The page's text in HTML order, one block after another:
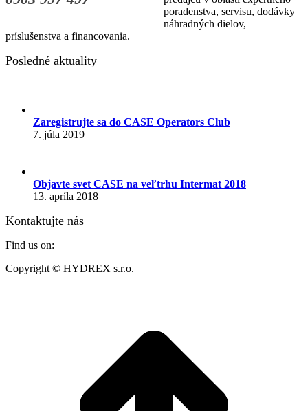
poradenstva, servisu, dodávky
náhradných dielov,
príslušenstva a financovania.
Posledné aktuality
Zaregistrujte sa do CASE Operators Club
7. júla 2019
Objavte svet CASE na veľtrhu Intermat 2018
13. apríla 2018
Kontaktujte nás
Find us on:
Mail
Website
Copyright © HYDREX s.r.o.